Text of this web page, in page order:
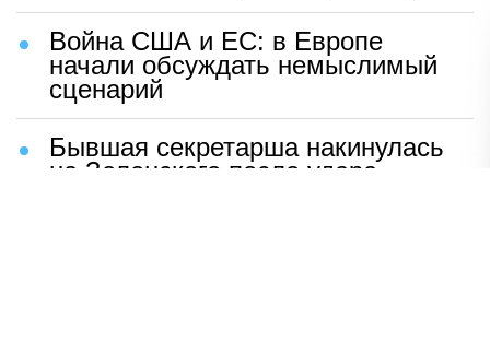
Война США и ЕС: в Европе
начали обсуждать немыслимый
сценарий
Бывшая секретарша накинулась
на Зеленского после удара